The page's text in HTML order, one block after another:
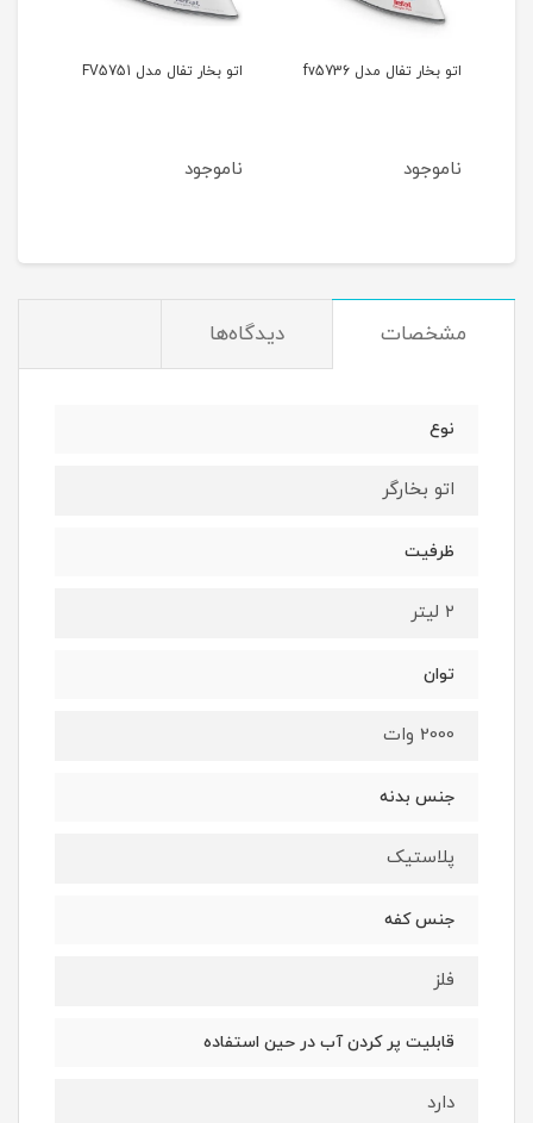
اتو بخار تفال مدل fv5736
ناموجود
اتو بخار تفال مدل FV5751
ناموجود
مشخصات دیدگاه‌ها
نوع
اتو بخارگر
ظرفیت
۲ لیتر
توان
2000 وات
جنس بدنه
پلاستیک
جنس کفه
فلز
قابلیت پر کردن آب در حین استفاده
دارد